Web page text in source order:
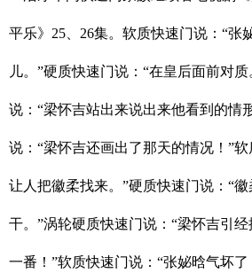
平乐》25、26集。软质快速门说：“张
儿。”硬质快速门说：“在皇后面前对
说：“梁怀吉站出来说出来他看到的情
说：“梁怀吉还画出了那天的情况！”
让人把徽柔找来。”硬质快速门说：“
干。”涡轮硬质快速门说：“梁怀吉引
一番！”软质快速门说：“张妼晗气坏